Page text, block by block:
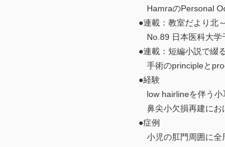
HamraのPersonal
●連載：教室だより北
No.89 日本医科大学
●連載：短編小説で綴
手術のprincipleと
●経験
low hairlineを伴う小
鼻尖小欠損再建にお
●症例
小児の肛門周囲に全